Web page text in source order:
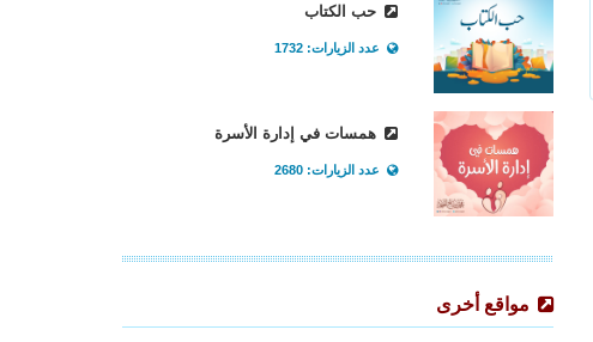
حب الكتاب
عدد الزيارات: 1732
همسات في إدارة الأسرة
عدد الزيارات: 2680
مواقع أخرى